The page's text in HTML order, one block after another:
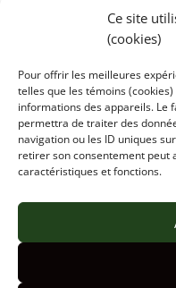
Ce site
(cookies)
Pour offrir les meilleures
telles que les témoins
informations des appareils. Le
permettra de traiter des
navigation ou les ID uniques
retirer son consentement peut
caractéristiques et fonctions.
la Loi sur les mines
Mémoire sur le
CONTACT
MON COMPTE
Boutique
À propos des